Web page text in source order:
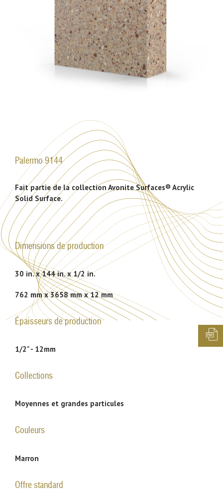
Palermo 9144
Fait partie de la collection Avonite Surfaces® Acrylic
Solid Surface.
Dimensions de production
30 in. x 144 in. x 1/2 in.
762 mm x 3658 mm x 12 mm
Épaisseurs de production
1/2" - 12mm
Collections
Moyennes et grandes particules
Couleurs
Marron
Offre standard